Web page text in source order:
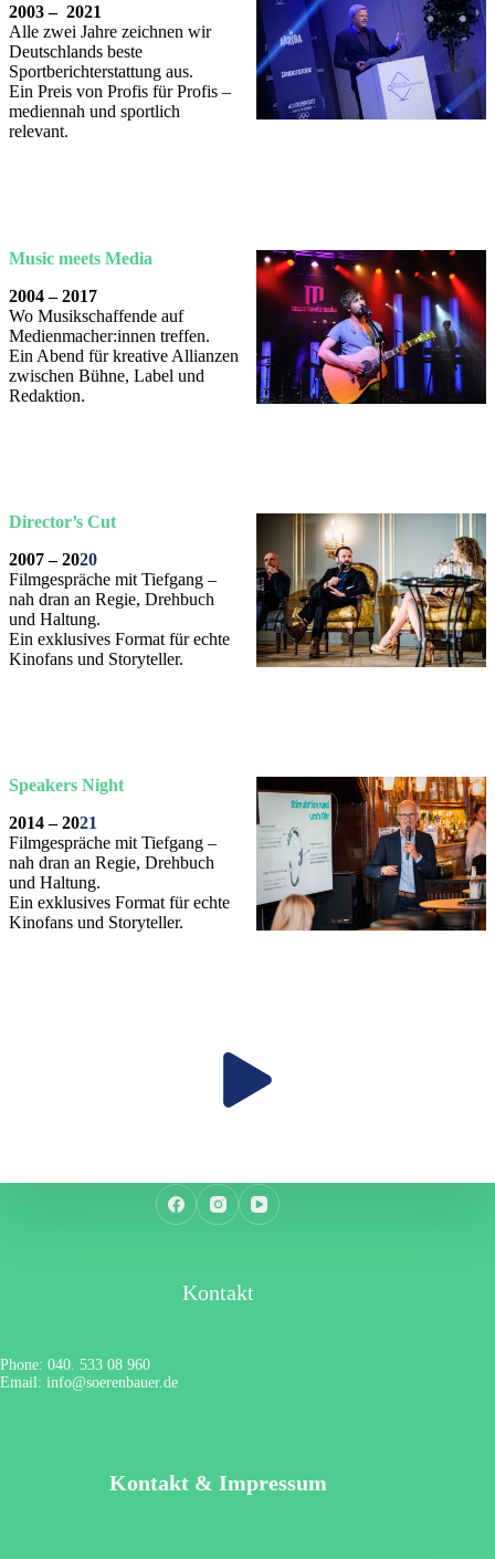
2003 – 2021
Alle zwei Jahre zeichnen wir
Deutschlands beste
Sportberichterstattung aus.
Ein Preis von Profis für Profis –
mediennah und sportlich
relevant.
Music meets Media
2004–2017
Wo Musikschaffende auf
Medienmacher:innen treffen.
Ein Abend für kreative Allianzen
zwischen Bühne, Label und
Redaktion.
Director’s Cut
2007–2020
Filmgespräche mit Tiefgang –
nah dran an Regie, Drehbuch
und Haltung.
Ein exklusives Format für echte
Kinofans und Storyteller.
Speakers Night
2014–2021
Filmgespräche mit Tiefgang –
nah dran an Regie, Drehbuch
und Haltung.
Ein exklusives Format für echte
Kinofans und Storyteller.
Kontakt
Phone: 040. 533 08 960
Email: info@soerenbauer.de
Kontakt & Impressum